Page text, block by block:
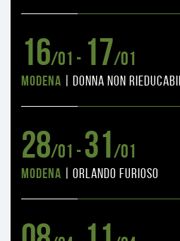
16/01 - 17/01
Modena | donna non
28/01 - 31/01
Modena | orlando furioso